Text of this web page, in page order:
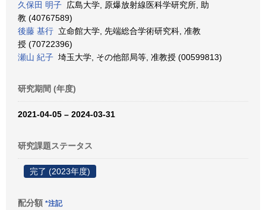
久保田 明子 広島大学, 原爆放射線医科学研究所, 助
教 (40767589)
後藤 基行 立命館大学, 先端総合学術研究科, 准教
授 (70722396)
瀬山 紀子 埼玉大学, その他部局等, 准教授 (00599813)
研究期間 (年度)
2021-04-05 – 2024-03-31
研究課題ステータス
完了 (2023年度)
配分額 *注記